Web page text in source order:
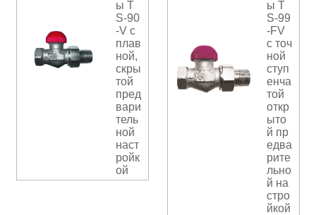
ы T
S-90
-V с
плав
ной,
скры
той
пред
вари
тель
ной
наст
ройк
ой
ы T
S-99
-FV
с точ
ной
ступ
енча
той
откр
ыто
й пр
едва
рите
льно
й на
стро
йкой